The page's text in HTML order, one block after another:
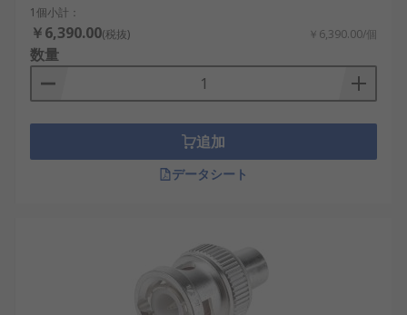
RFターミネータとダミーロードの違い
RFターミネータとダミーロードは一見似ています
が、用途と設計目的が異なります。RFターミネータ
射を抑えることを目的としています。これに対して
ダミーロードは、送信機やアンプなどの出力端に接
続され、実際の負荷を模擬して電力を吸収するため
ち、発熱を伴うのに対し、RFターミネータは比較的
低電力での高精度なインピーダンス整合に特化して
います。そのため、RFターミネータは計測機器やネ
1個小計：
￥6,390.00(税抜) ￥6,390.00/個
数量
追加
データシート